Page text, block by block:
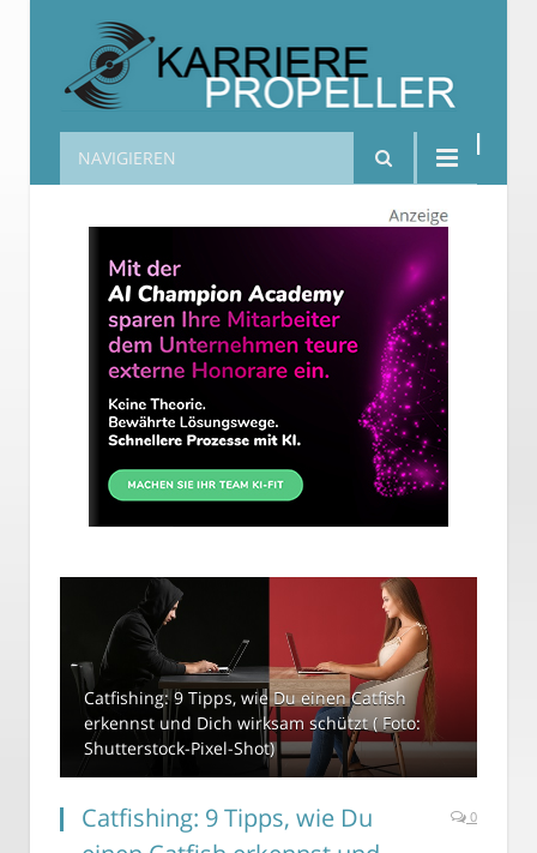
Karrierepropeller
NAVIGIEREN
Catfishing: 9 Tipps, wie Du einen Catfish
erkennst und Dich wirksam schützt ( Foto:
Shutterstock-Pixel-Shot)
Catfishing: 9 Tipps, wie Du
0